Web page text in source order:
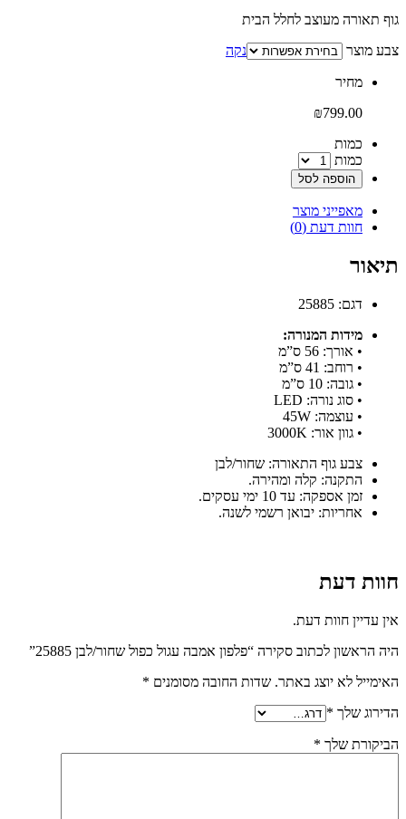
גוף תאורה מעוצב לחלל הבית
צבע מוצר
נקה
‫מחיר‬
₪799.00
‫כמות‬
כמות
הוספה לסל
מאפייני מוצר
חוות דעת (0)
תיאור
דגם: 25885
מידות המנורה:
• אורך: 56 ס”מ
• רוחב: 41 ס”מ
• גובה: 10 ס”מ
• סוג נורה: LED
• עוצמה: 45W
• גוון אור: 3000K
צבע גוף התאורה: שחור/לבן
התקנה: קלה ומהירה.
זמן אספקה: עד 10 ימי עסקים.
אחריות: יבואן רשמי לשנה.
חוות דעת
אין עדיין חוות דעת.
היה הראשון לכתוב סקירה “פלפון אמבה עגול כפול שחור/לבן 25885”
האימייל לא יוצג באתר. שדות החובה מסומנים *
הדירוג שלך *
הביקורת שלך *